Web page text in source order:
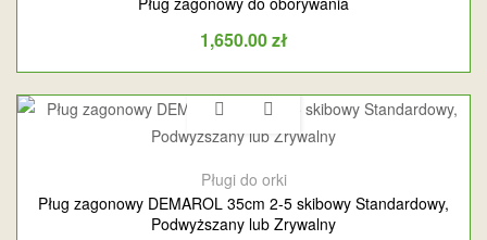
1,650.00zł
Pługi do orki
Pług zagonowy DEMAROL 35cm 2-5 skibowy Standardowy,
Podwyższany lub Zrywalny